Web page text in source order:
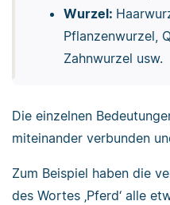
Wurzel:
Pflanzenwurzel,
Zahnwurzel usw.
Die einzelnen
miteinander verbunden
Zum Beispiel haben die
des Wortes ‚Pferd‘ alle